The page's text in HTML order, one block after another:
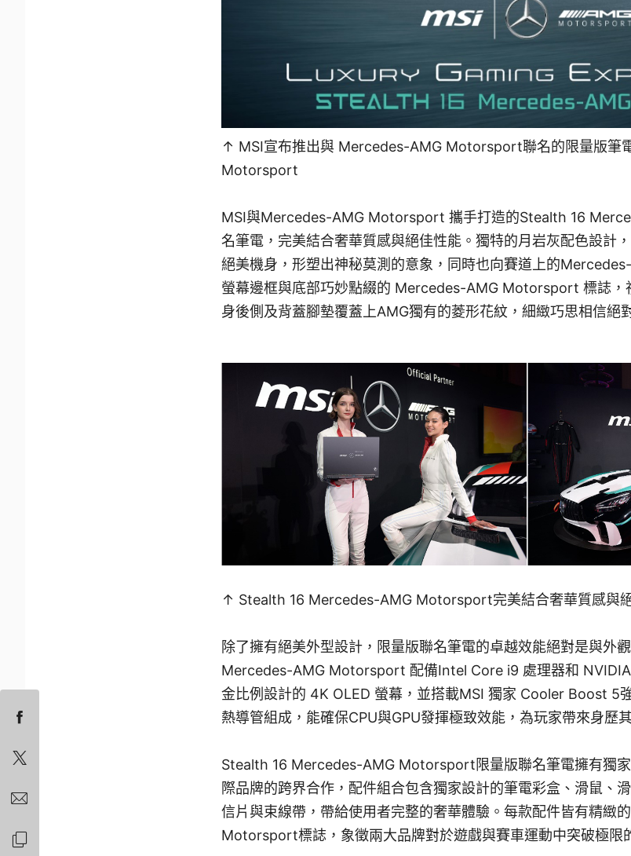
↑ MSI宣布推出與 Mercedes-AMG Motorsport聯名的限量版
Motorsport
MSI與Mercedes-AMG Motorsport 攜手打造的Stealth 16
名筆電，完美結合奢華質感與絕佳性能。獨特的月岩灰配色設計
絕美機身，形塑出神秘莫測的意象，同時也向賽道上的
螢幕邊框與底部巧妙點綴的 Mercedes-AMG Motorsport 標誌，
身後側及背蓋腳墊覆蓋上AMG獨有的菱形花紋，細緻巧思相信絕
↑ Stealth 16 Mercedes-AMG Motorsport完美結合奢華質感與
除了擁有絕美外型設計，限量版聯名筆電的卓越效能絕對是與外
Mercedes-AMG Motorsport 配備Intel Core i9 處理器和
金比例設計的 4K OLED 螢幕，並搭載MSI 獨家 Cooler Boost 5
熱導管組成，能確保CPU與GPU發揮極致效能，為玩家帶來身歷
Stealth 16 Mercedes-AMG Motorsport限量版聯名筆電擁有獨
際品牌的跨界合作，配件組合包含獨家設計的筆電彩盒、滑鼠、
信片與束線帶，帶給使用者完整的奢華體驗。每款配件皆有精緻
Motorsport標誌，象徵兩大品牌對於遊戲與賽車運動中突破極限